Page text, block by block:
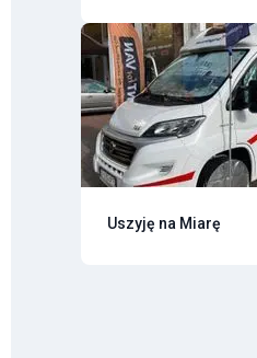
Uszyję na Miarę